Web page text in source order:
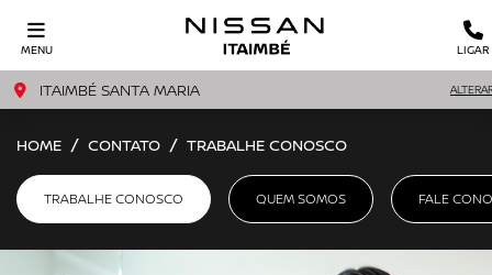
MENU LIGAR
ITAIMBÉ SANTA MARIA
HOME CONTATO TRABALHE CONOSCO
QUEM SOMOS FALE
TRABALHE CONOSCO